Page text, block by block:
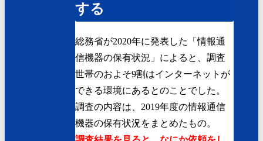
する
総務省が2020年に発表した「情報通
信機器の保有状況」によると、調査
世帯のおよそ9割はインターネットが
できる環境にあるとのことでした。
調査の内容は、2019年度の情報通信
機器の保有状況をまとめたもの。